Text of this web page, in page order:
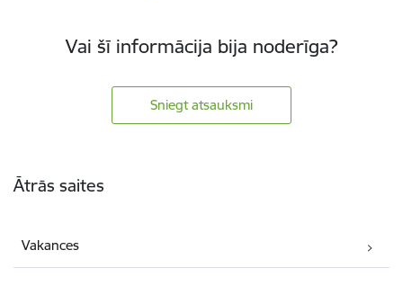
Vai šī informācija bija noderīga?
Sniegt atsauksmi
Ātrās saites
Vakances